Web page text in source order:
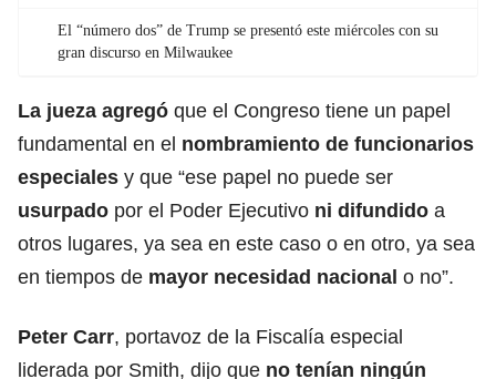
El “número dos” de Trump se presentó este miércoles con su
gran discurso en Milwaukee
La jueza agregó que el Congreso tiene un papel
fundamental en el nombramiento de funcionarios
especiales y que “ese papel no puede ser
usurpado por el Poder Ejecutivo ni difundido a
otros lugares, ya sea en este caso o en otro, ya sea
en tiempos de mayor necesidad nacional o no”.
Peter Carr, portavoz de la Fiscalía especial
liderada por Smith, dijo que no tenían ningún